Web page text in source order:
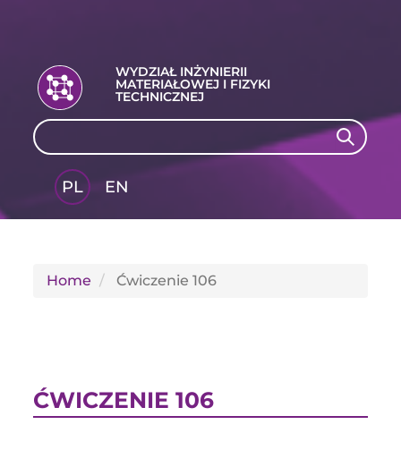
WYDZIAŁ INŻYNIERII
MATERIAŁOWEJ I FIZYKI
TECHNICZNEJ
Search Search
PL
EN
Home Ćwiczenie 106
ĆWICZENIE 106